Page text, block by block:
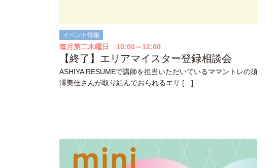
イベント情報
毎月第二木曜日 10:00～12:00
【終了】エリアマイスター登録相談会
ASHIYA RESUMEで講師を担当いただいているママントレの須
澤美佳さんが取り組んでおられるエリ […]